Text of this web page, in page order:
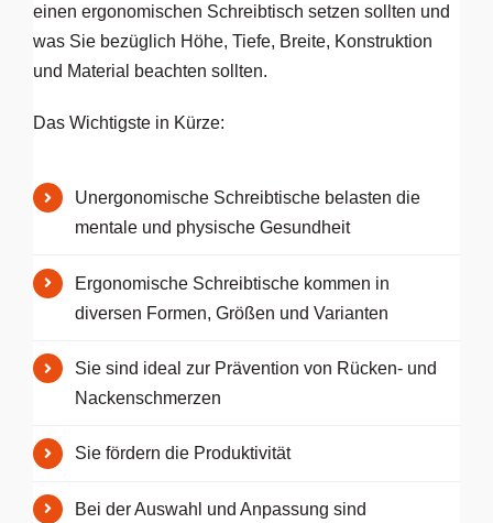
einen ergonomischen Schreibtisch setzen sollten und
was Sie bezüglich Höhe, Tiefe, Breite, Konstruktion
und Material beachten sollten.
Das Wichtigste in Kürze:
Unergonomische Schreibtische belasten die
mentale und physische Gesundheit
Ergonomische Schreibtische kommen in
diversen Formen, Größen und Varianten
Sie sind ideal zur Prävention von Rücken- und
Nackenschmerzen
Sie fördern die Produktivität
Bei der Auswahl und Anpassung sind